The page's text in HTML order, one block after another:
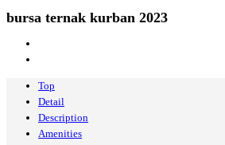
bursa ternak kurban 2023
Top
Detail
Description
Amenities